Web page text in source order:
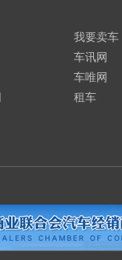
我要卖车
车讯网
车唯网
租车